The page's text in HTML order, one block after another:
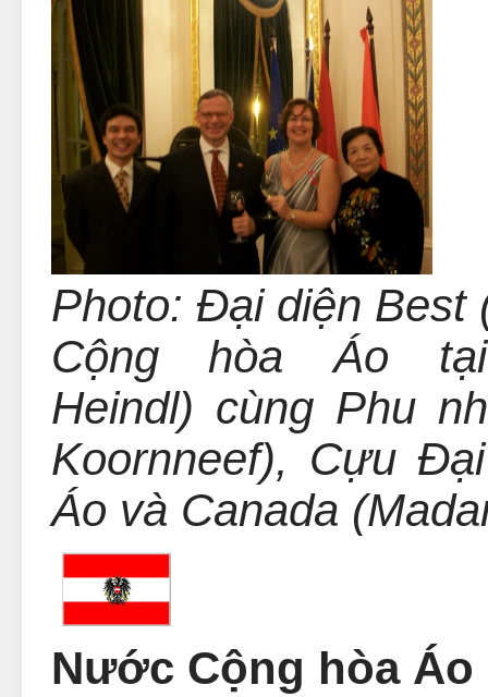
Photo: Đại diện Best
Cộng hòa Áo
Heindl) cùng Phu
Koornneef), Cựu
Áo và Canada
Nước Cộng hòa Áo